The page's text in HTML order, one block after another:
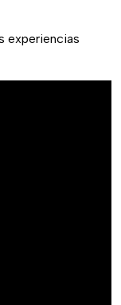
experiencias